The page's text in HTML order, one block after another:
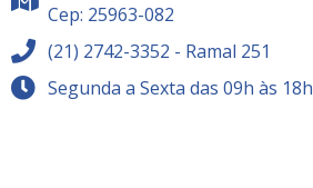
Cep: 25963-082
(21) 2742-3352 - Ramal 251
Segunda a Sexta das 09h às 18h